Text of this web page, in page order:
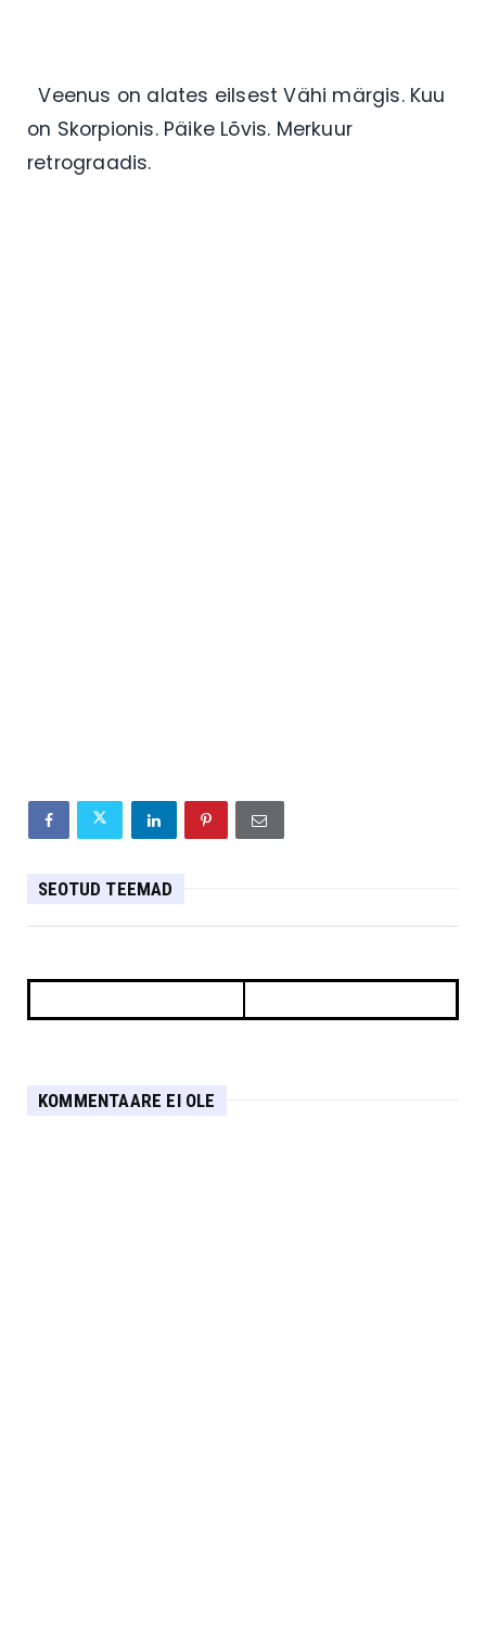
Veenus on alates eilsest Vähi märgis. Kuu
on Skorpionis. Päike Lõvis. Merkuur
retrograadis.
SEOTUD TEEMAD
KOMMENTAARE EI OLE